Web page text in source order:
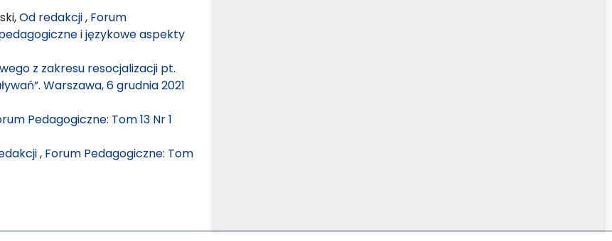
Od redakcji, Forum
i językowe aspekty
z zakresu resocjalizacji pt.
Warszawa, 6 grudnia 2021
Pedagogiczne: Tom 13 Nr 1
, Forum Pedagogiczne: Tom